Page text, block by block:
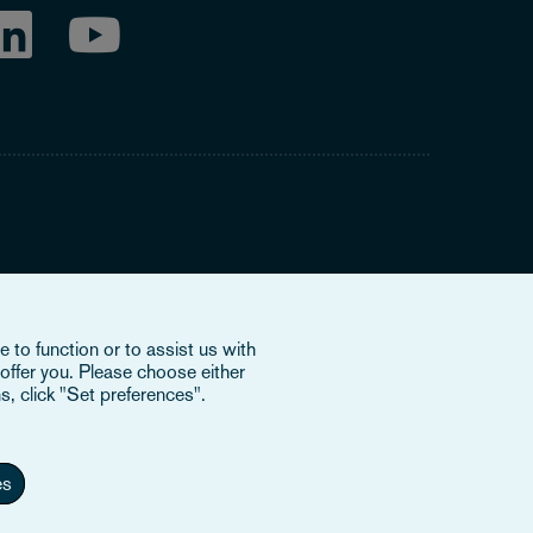
provide services to clients. The OCV member
bind each other or OCV with regard to third parties. To
to function or to assist us with
you. Please choose either
click "Set preferences".